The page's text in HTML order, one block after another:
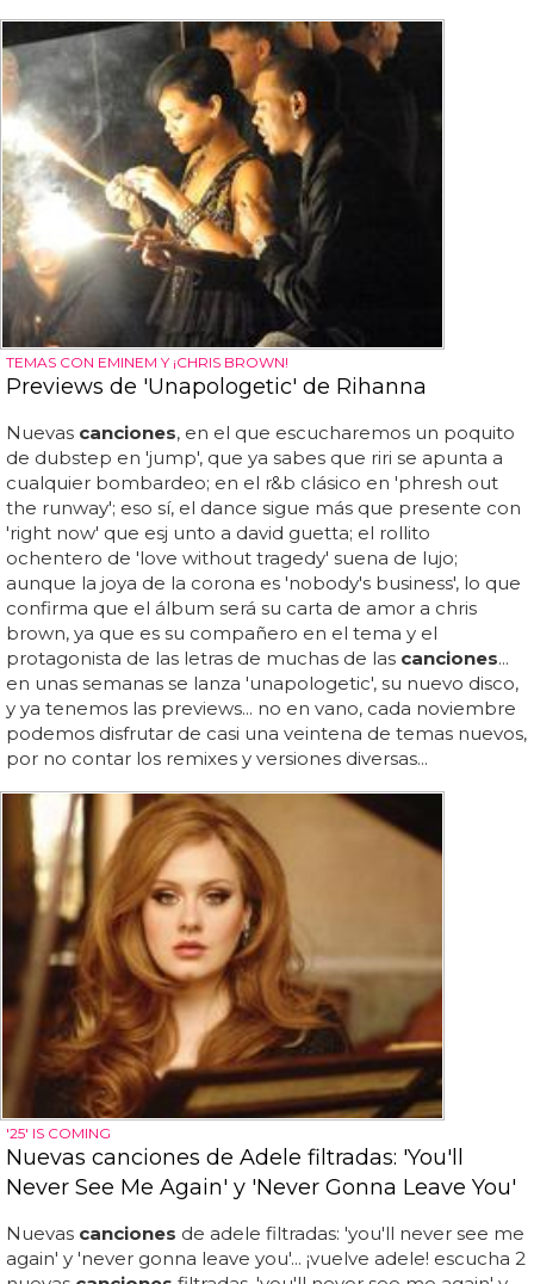
TEMAS CON EMINEM Y ¡CHRIS BROWN!
Previews de 'Unapologetic' de Rihanna
Nuevas canciones, en el que escucharemos un poquito
de dubstep en 'jump', que ya sabes que riri se apunta a
cualquier bombardeo; en el r&b clásico en 'phresh out
the runway'; eso sí, el dance sigue más que presente con
'right now' que esj unto a david guetta; el rollito
ochentero de 'love without tragedy' suena de lujo;
aunque la joya de la corona es 'nobody's business', lo que
confirma que el álbum será su carta de amor a chris
brown, ya que es su compañero en el tema y el
protagonista de las letras de muchas de las canciones...
en unas semanas se lanza 'unapologetic', su nuevo disco,
y ya tenemos las previews... no en vano, cada noviembre
podemos disfrutar de casi una veintena de temas nuevos,
por no contar los remixes y versiones diversas...
'25' IS COMING
Nuevas canciones de Adele filtradas: 'You'll
Never See Me Again' y 'Never Gonna Leave You'
Nuevas canciones de adele filtradas: 'you'll never see me
again' y 'never gonna leave you'... ¡vuelve adele! escucha 2